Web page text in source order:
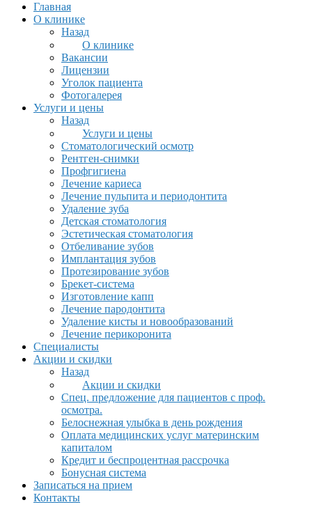
Главная
О клинике
Назад
О клинике
Вакансии
Лицензии
Уголок пациента
Фотогалерея
Услуги и цены
Назад
Услуги и цены
Стоматологический осмотр
Рентген-снимки
Профгигиена
Лечение кариеса
Лечение пульпита и периодонтита
Удаление зуба
Детская стоматология
Эстетическая стоматология
Отбеливание зубов
Имплантация зубов
Протезирование зубов
Брекет-система
Изготовление капп
Лечение пародонтита
Удаление кисты и новообразований
Лечение перикоронита
Специалисты
Акции и скидки
Назад
Акции и скидки
Спец. предложение для пациентов с проф.
осмотра.
Белоснежная улыбка в день рождения
Оплата медицинских услуг материнским
капиталом
Кредит и беспроцентная рассрочка
Бонусная система
Записаться на прием
Контакты